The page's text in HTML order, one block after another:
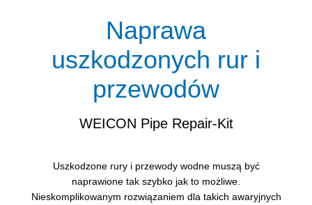
Naprawa
uszkodzonych rur i
przewodów
WEICON Pipe Repair-Kit
Uszkodzone rury i przewody wodne muszą być
naprawione tak szybko jak to możliwe.
Nieskomplikowanym rozwiązaniem dla takich awaryjnych